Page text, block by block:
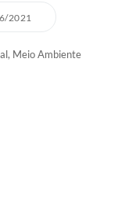
-
2021
Meio Ambiente